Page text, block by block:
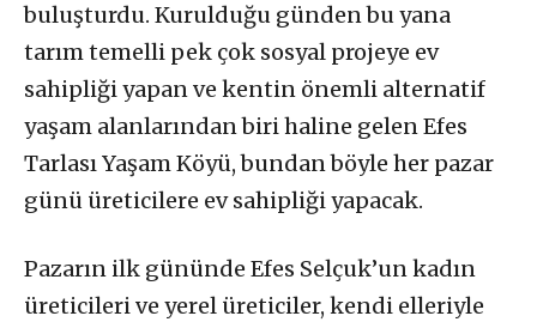
buluşturdu. Kurulduğu günden bu yana
tarım temelli pek çok sosyal projeye ev
sahipliği yapan ve kentin önemli alternatif
yaşam alanlarından biri haline gelen Efes
Tarlası Yaşam Köyü, bundan böyle her pazar
günü üreticilere ev sahipliği yapacak.
Pazarın ilk gününde Efes Selçuk’un kadın
üreticileri ve yerel üreticiler, kendi elleriyle